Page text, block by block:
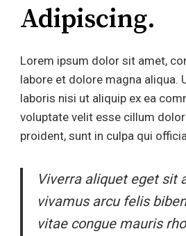
Adipiscing.
Lorem ipsum dolor sit amet,
labore et dolore magna aliqua.
laboris nisi ut aliquip ex ea
voluptate velit esse cillum
proident, sunt in culpa qui
Viverra aliquet eget sit
vivamus arcu felis
vitae congue mauris